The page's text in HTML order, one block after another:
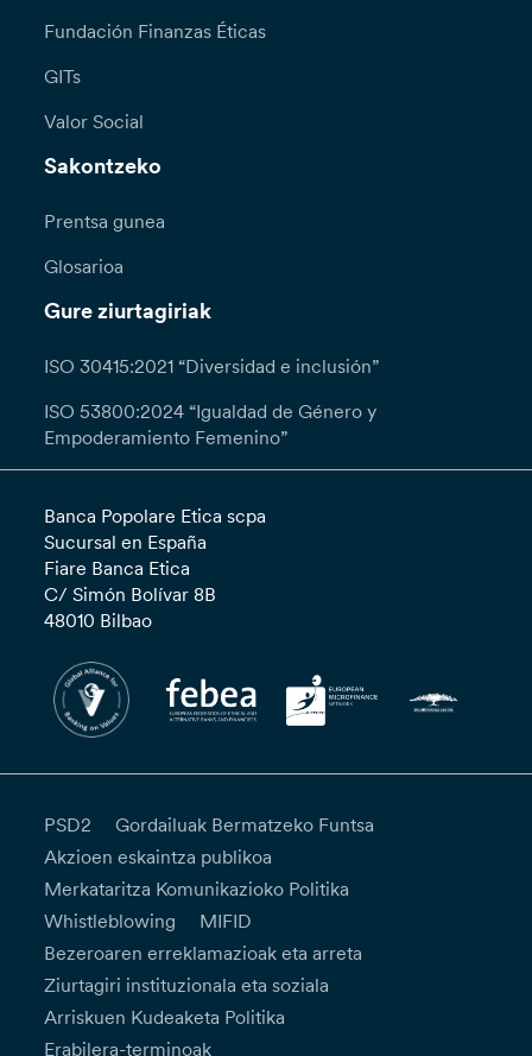
Fundación Finanzas Éticas
GITs
Valor Social
Sakontzeko
Prentsa gunea
Glosarioa
Gure ziurtagiriak
ISO 30415:2021 “Diversidad e inclusión”
ISO 53800:2024 “Igualdad de Género y
Empoderamiento Femenino”
Banca Popolare Etica scpa
Sucursal en España
Fiare Banca Etica
C/ Simón Bolívar 8B
48010 Bilbao
PSD2
Gordailuak Bermatzeko Funtsa
Akzioen eskaintza publikoa
Merkataritza Komunikazioko Politika
Whistleblowing
MIFID
Bezeroaren erreklamazioak eta arreta
Ziurtagiri instituzionala eta soziala
Arriskuen Kudeaketa Politika
Erabilera-terminoak